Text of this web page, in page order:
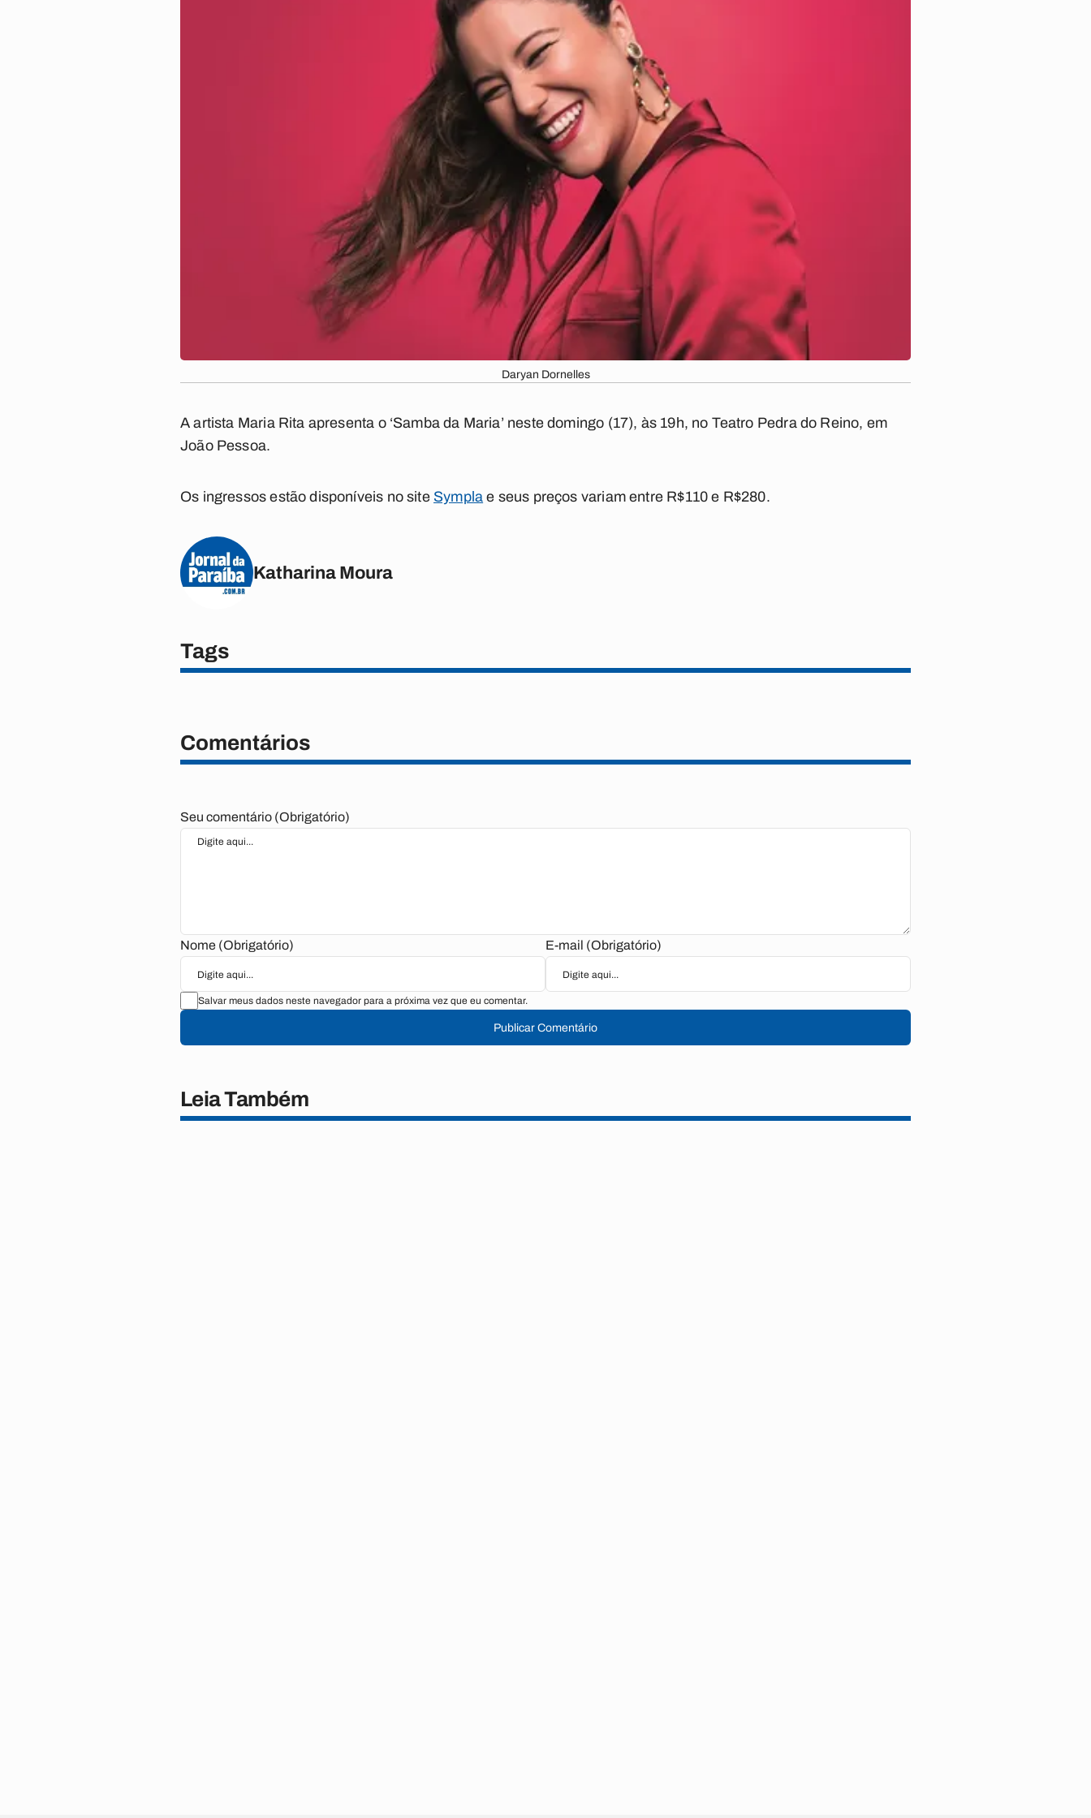
Daryan Dornelles
A artista Maria Rita apresenta o‘Samba da Maria’ neste domingo (17), às 19h, no Teatro Pedra do Reino, em
João Pessoa.
Os ingressos estão disponíveis no site Sympla e seus preços variam entre R$110 e R$280.
Katharina Moura
Tags
Comentários
Seu comentário (Obrigatório)
Nome (Obrigatório) E-mail (Obrigatório)
Salvar meus dados neste navegador para a próxima vez que eu comentar.
Publicar Comentário
Leia Também